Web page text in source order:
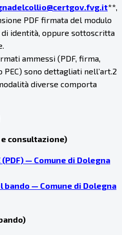
**,
PDF firmata del modulo
di identità, oppure sottoscritta
ammessi (PDF, firma,
PEC) sono dettagliati nell’art.2
diverse comporta
consultazione)
(PDF) — Comune di Dolegna
bando — Comune di Dolegna